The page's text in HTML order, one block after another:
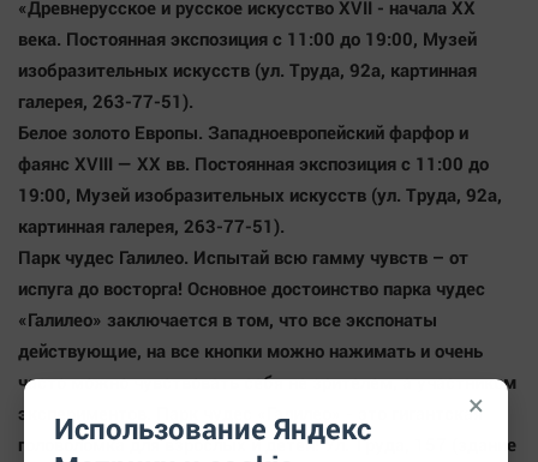
«Древнерусское и русское искусство XVII - начала ХХ
века. Постоянная экспозиция с 11:00 до 19:00, Mузей
изобразительных искусств (ул. Труда, 92а, картинная
галерея, 263-77-51).
Белое золото Европы. Западноевропейский фарфор и
фаянс XVIII — XX вв. Постоянная экспозиция с 11:00 до
19:00, Mузей изобразительных искусств (ул. Труда, 92а,
картинная галерея, 263-77-51).
Парк чудес Галилео. Испытай всю гамму чувств – от
испуга до восторга! Основное достоинство парка чудес
«Галилео» заключается в том, что все экспонаты
действующие, на все кнопки можно нажимать и очень
часто можно чувствовать себя не зрителем, а участником
экспериментов. Парк чудес «Галилео» - это гигантская
головоломка для взрослых и детей! Ул. Труда, 157 (здание
×
Использование Яндекс